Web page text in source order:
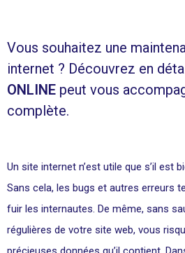
Vous souhaitez une
internet ? Découvrez en
ONLINE peut vous
complète.
Un site internet n’est utile que s’il est
Sans cela, les bugs et autres erreurs
fuir les internautes. De même, sans
régulières de votre site web, vous